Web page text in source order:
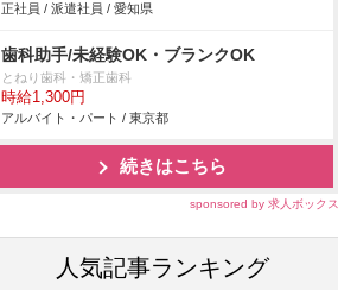
正社員 / 派遣社員 / 愛知県
歯科助手/未経験OK・ブランクOK
とねり歯科・矯正歯科
時給1,300円
アルバイト・パート / 東京都
続きはこちら
sponsored by 求人ボックス
人気記事ランキング